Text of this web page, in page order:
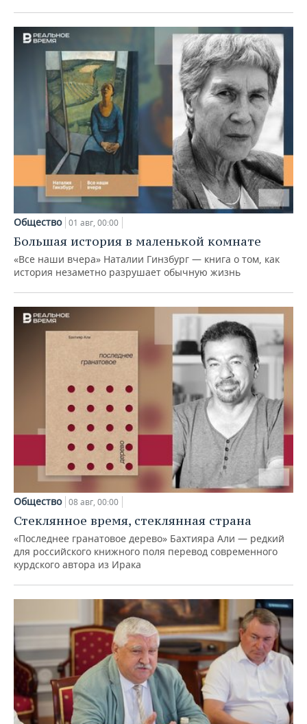
Общество 01 авг, 00:00
Большая история в маленькой комнате
«Все наши вчера» Наталии Гинзбург — книга о том, как
история незаметно разрушает обычную жизнь
Общество 08 авг, 00:00
Стеклянное время, стеклянная страна
«Последнее гранатовое дерево» Бахтияра Али — редкий
для российского книжного поля перевод современного
курдского автора из Ирака